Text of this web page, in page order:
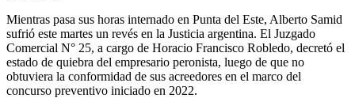
Mientras pasa sus horas internado en Punta del Este, Alberto Samid
sufrió este martes un revés en la Justicia argentina. El Juzgado
Comercial N° 25, a cargo de Horacio Francisco Robledo, decretó el
estado de quiebra del empresario peronista, luego de que no
obtuviera la conformidad de sus acreedores en el marco del
concurso preventivo iniciado en 2022.